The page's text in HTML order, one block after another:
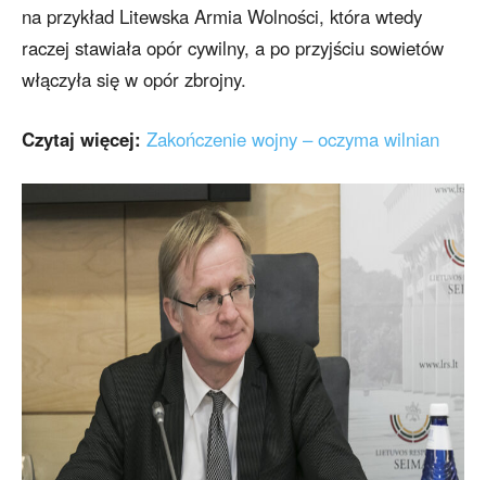
na przykład Litewska Armia Wolności, która wtedy
raczej stawiała opór cywilny, a po przyjściu sowietów
włączyła się w opór zbrojny.
Czytaj więcej: Zakończenie wojny – oczyma wilnian